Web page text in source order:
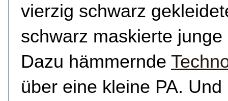
vierzig schwarz
schwarz maskierte junge
Dazu hämmernde
über eine kleine PA. Und